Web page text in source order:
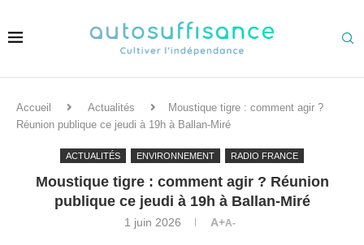
Accueil Actualités
Moustique tigre : comment agir ?
Réunion publique ce jeudi à 19h à Ballan-Miré
ACTUALITÉS ENVIRONNEMENT RADIO FRANCE
Moustique tigre : comment agir ? Réunion
publique ce jeudi à 19h à Ballan-Miré
1 juin 2026 A+A-